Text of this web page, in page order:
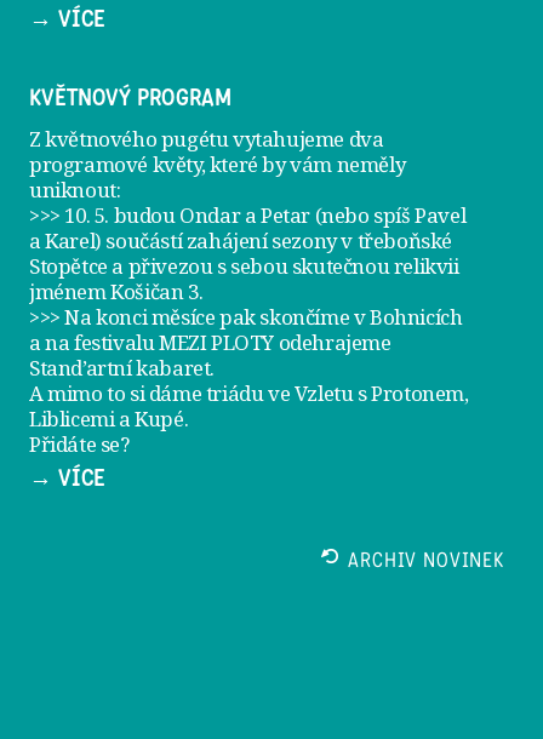
→ VÍCE
KVĚTNOVÝ PROGRAM
Z květnového pugétu vytahujeme dva
programové květy, které by vám neměly
uniknout:
>>> 10. 5. budou Ondar a Petar (nebo spíš Pavel
a Karel) součástí zahájení sezony vtřeboňské
Stopětce a přivezou s sebou skutečnou relikvii
jménemKošičan 3.
>>> Na konci měsíce pak skončíme v Bohnicích
a na festivaluMEZI PLOTY odehrajeme
Stand’artní kabaret.
A mimo to si dámetriádu ve Vzletu s Protonem,
Liblicemi a Kupé.
Přidáte se?
→ VÍCE
ARCHIV NOVINEK